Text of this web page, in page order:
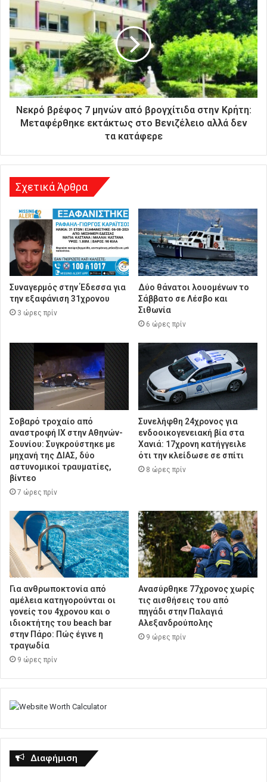
κ
ή
σ
α
ς
δ
ι
ε
σ
Νεκρό βρέφος 7 μηνών από βρογχίτιδα στην Κρήτη:
Μεταφέρθηκε εκτάκτως στο Βενιζέλειο αλλά δεν
τα κατάφερε
Σχετικά Άρθρα
Συναγερμός στην Έδεσσα για
την εξαφάνιση 31χρονου
3 ώρες πρίν
Δύο θάνατοι λουομένων το
Σάββατο σε Λέσβο και
Σιθωνία
6 ώρες πρίν
Σοβαρό τροχαίο από
αναστροφή ΙΧ στην Αθηνών-
Σουνίου: Συγκρούστηκε με
μηχανή της ΔΙΑΣ, δύο
αστυνομικοί τραυματίες,
βίντεο
7 ώρες πρίν
Συνελήφθη 24χρονος για
ενδοοικογενειακή βία στα
Χανιά: 17χρονη κατήγγειλε
ότι την κλείδωσε σε σπίτι
8 ώρες πρίν
Για ανθρωποκτονία από
αμέλεια κατηγορούνται οι
γονείς του 4χρονου και ο
ιδιοκτήτης του beach bar
στην Πάρο: Πώς έγινε η
τραγωδία
9 ώρες πρίν
Ανασύρθηκε 77χρονος χωρίς
τις αισθήσεις του από
πηγάδι στην Παλαγιά
Αλεξανδρούπολης
9 ώρες πρίν
Διαφήμιση